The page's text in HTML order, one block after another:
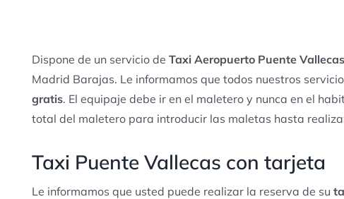
Dispone de un servicio de Taxi Aeropuerto Puente Vallecas
Madrid Barajas. Le informamos que todos nuestros
gratis. El equipaje debe ir en el maletero y nunca en el
total del maletero para introducir las maletas hasta
Taxi Puente Vallecas con tarjeta
Le informamos que usted puede realizar la reserva de su